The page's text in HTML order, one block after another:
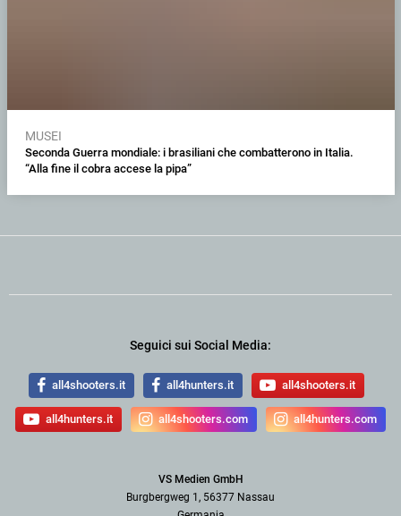
MUSEI
Seconda Guerra mondiale: i brasiliani che combatterono in Italia.
“Alla fine il cobra accese la pipa”
Seguici sui Social Media:
all4shooters.it all4hunters.it all4shooters.it
all4hunters.it all4shooters.com all4hunters.com
VS Medien GmbH
Burgbergweg 1, 56377 Nassau